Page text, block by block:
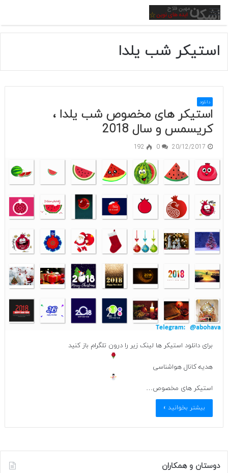
منو
استیکر شب یلدا
دانلود
استیکر های مخصوص شب یلدا ،
کریسمس و سال 2018
20/12/2017
0
192
برای دانلود استیکر ها لینک زیر را درون تلگرام باز کنید
هدیه کانال هواشناسی
استیکر های مخصوص…
بیشتر بخوانید »
دوستان و همکاران